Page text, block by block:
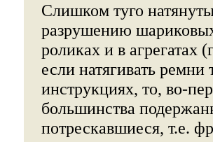
Слишком туго
разрушению
роликах и в агрегатах
если натягивать ремни
инструкциях, то, во-
большинства
потрескавшиеся, т.е.